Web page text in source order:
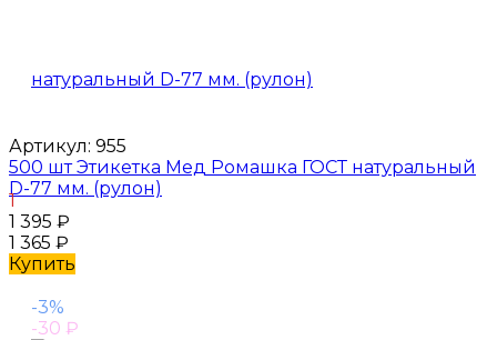
Артикул: 955
500 шт Этикетка Мед Ромашка ГОСТ натуральный
D-77 мм. (рулон)
1
1 395 ₽
1 365 ₽
Купить
-3%
-30 ₽